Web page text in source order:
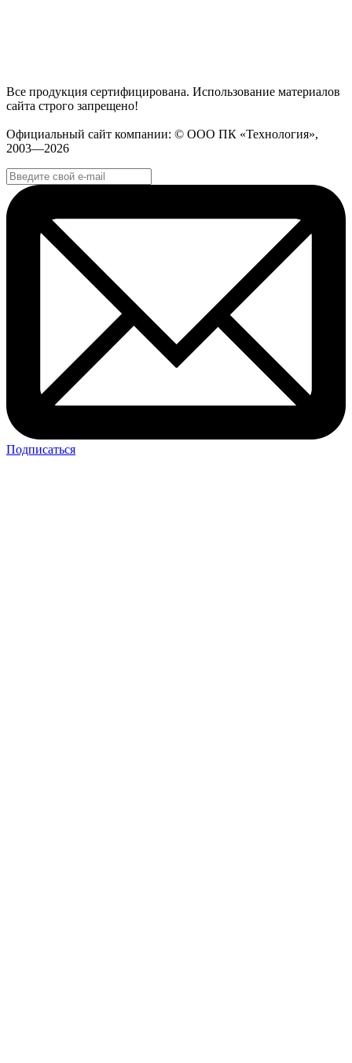
Все продукция сертифицирована. Использование материалов
сайта строго запрещено!
Официальный сайт компании: © ООО ПК «Технология»,
2003—2026
Подписаться